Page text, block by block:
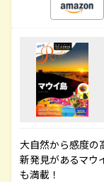
大自然から感度の
新発見があるマウ
も満載！